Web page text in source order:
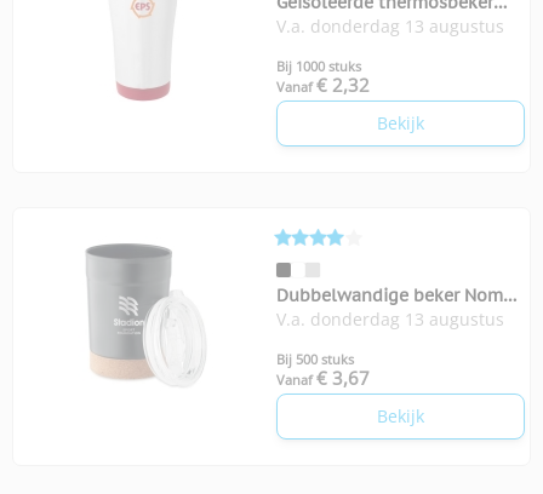
Elwood 410 ml
V.a. donderdag 13 augustus
Bij 1000 stuks
Vanaf € 2,32
Bekijk
Dubbelwandige beker Nomu
300 ml
V.a. donderdag 13 augustus
Bij 500 stuks
Vanaf € 3,67
Bekijk